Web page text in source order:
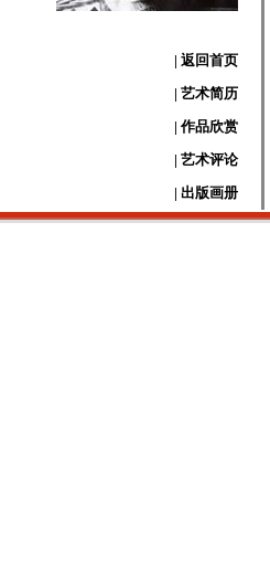
| 返回首页
| 艺术简历
| 作品欣赏
| 艺术评论
| 出版画册